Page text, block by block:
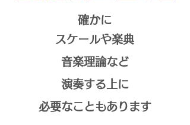
確かに
スケールや楽典
音楽理論など
演奏する上に
必要なこともあります